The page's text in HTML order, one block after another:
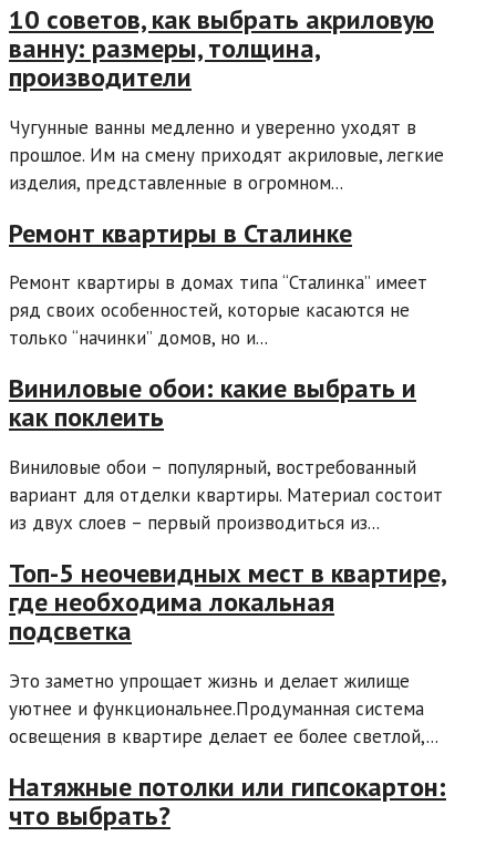
10 советов, как выбрать акриловую
ванну: размеры, толщина,
производители
Чугунные ванны медленно и уверенно уходят в
прошлое. Им на смену приходят акриловые, легкие
изделия, представленные в огромном...
Ремонт квартиры в Сталинке
Ремонт квартиры в домах типа “Сталинка” имеет
ряд своих особенностей, которые касаются не
только “начинки” домов, но и...
Виниловые обои: какие выбрать и
как поклеить
Виниловые обои – популярный, востребованный
вариант для отделки квартиры. Материал состоит
из двух слоев – первый производиться из...
Топ-5 неочевидных мест в квартире,
где необходима локальная
подсветка
Это заметно упрощает жизнь и делает жилище
уютнее и функциональнее.Продуманная система
освещения в квартире делает ее более светлой,...
Натяжные потолки или гипсокартон:
что выбрать?